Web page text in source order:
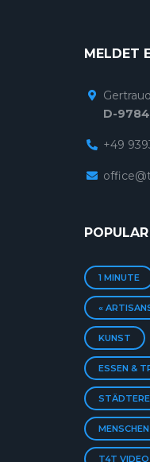
MELDET
D-
+49
1 MINUTE
«
KUNST
ESSEN &
MENSCHEN
T4T